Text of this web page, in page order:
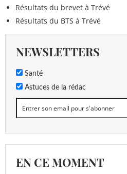
Résultats du brevet à Trévé
Résultats du BTS à Trévé
NEWSLETTERS
Santé
Astuces de la rédac
EN CE MOMENT